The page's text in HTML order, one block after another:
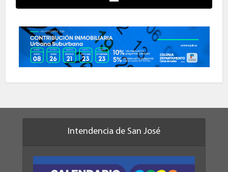
Intendencia de San José